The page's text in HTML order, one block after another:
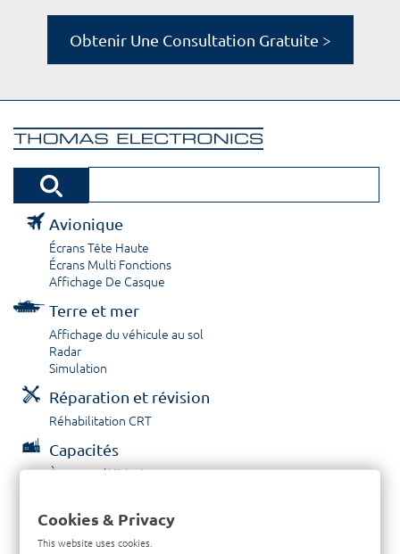
Obtenir Une Consultation Gratuite >
Avionique
Écrans Tête Haute
Écrans Multi Fonctions
Affichage De Casque
Terre et mer
Affichage du véhicule au sol
Radar
Simulation
Réparation et révision
Réhabilitation CRT
Capacités
À propos / Historique
Contactez nous
Cookies & Privacy
This website uses cookies.